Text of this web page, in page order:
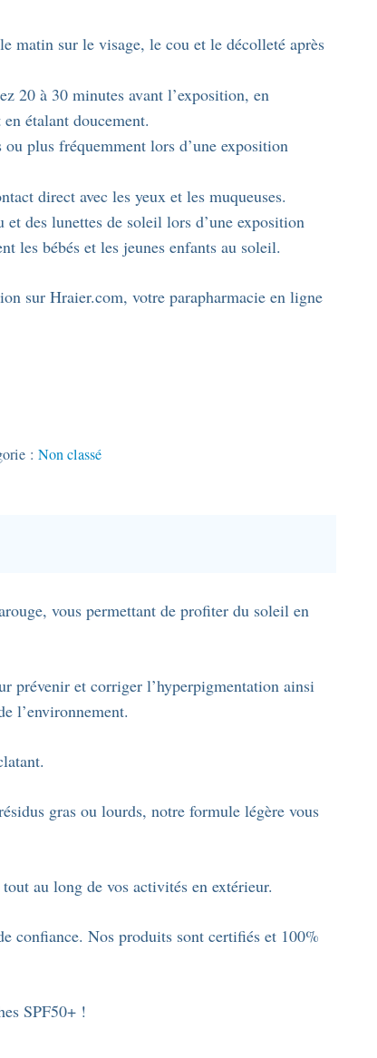
matin sur le visage, le cou et le décolleté après
20 à 30 minutes avant l’exposition, en
étalant doucement.
plus fréquemment lors d’une exposition
direct avec les yeux et les muqueuses.
et des lunettes de soleil lors d’une exposition
les bébés et les jeunes enfants au soleil.
sur Hraier.com, votre parapharmacie en ligne
:Non classé
vous permettant de profiter du soleil en
prévenir et corriger l’hyperpigmentation ainsi
l’environnement.
gras ou lourds, notre formule légère vous
au long de vos activités en extérieur.
confiance. Nos produits sont certifiés et 100%
SPF50+ !